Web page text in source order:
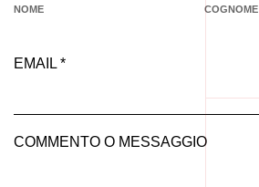
NOME COGNOME
EMAIL *
COMMENTO O MESSAGGIO